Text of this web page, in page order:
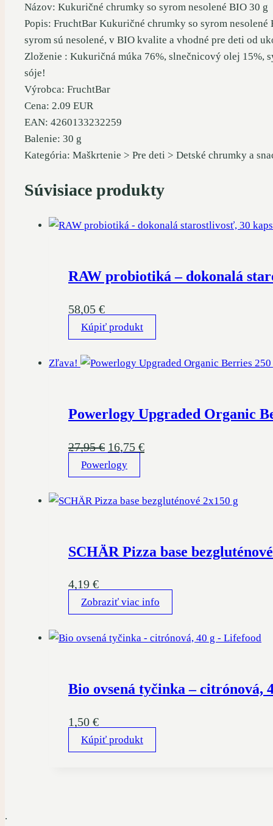
Názov: Kukuričné ​​chrumky so syrom nesolené BIO 30 g
Popis: FruchtBar Kukuričné ​​chrumky so syrom
syrom sú nesolené, v BIO kvalite a vhodné pre deti od
Zloženie : Kukuričná múka 76%, slnečnicový olej 15%,
sóje!
Výrobca: FruchtBar
Cena: 2.09 EUR
EAN: 4260133232259
Balenie: 30 g
Kategória: Maškrtenie > Pre deti > Detské chrumky a
Súvisiace produkty
RAW probiotiká – dokonalá
58,05 €
Kúpiť produkt
Zľava!
Powerlogy Upgraded Organic
27,95€ Pôvodná
cena
27,95 €.
16,75 €Aktuálna
16,75 €.
Powerlogy
SCHÄR Pizza base
4,19 €
Zobraziť viac info
Bio ovsená tyčinka – citrónová,
1,50 €
Kúpiť produkt
.